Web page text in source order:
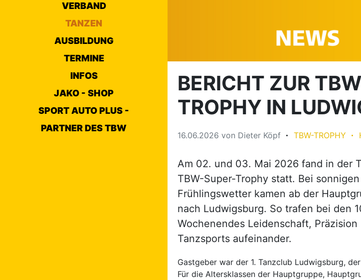
VERBAND
TANZEN
AUSBILDUNG
TERMINE
INFOS
JAKO - SHOP
SPORT AUTO PLUS -
PARTNER DES TBW
BERICHT ZUR
TROPHY IN
16.06.2026 von Dieter Köpf TBW-TROPHY
Am 02. und 03. Mai 2026 fand in der
TBW-Super-Trophy statt. Bei
Frühlingswetter kamen ab der
nach Ludwigsburg. So trafen bei den
Wochenendes Leidenschaft,
Tanzsports aufeinander.
Gastgeber war der 1. Tanzclub Ludwigsburg,
Für die Altersklassen der Hauptgruppe,